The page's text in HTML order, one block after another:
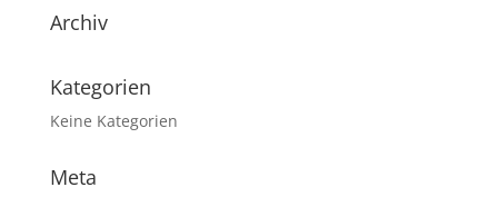
Archiv
Kategorien
Keine Kategorien
Meta